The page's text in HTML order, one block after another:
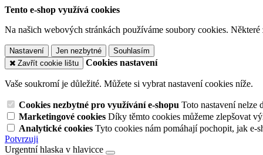
Tento e-shop využívá cookies
Na našich webových stránkách používáme soubory cookies.
Nastavení Jen nezbytné
Souhlasím
Zavřít cookie lištu
Cookies nastavení
Vaše soukromí je důležité. Můžete si vybrat nastavení cookies níže.
Cookies nezbytné pro využívání e-shopu Toto nastavení nelze
Marketingové cookies Díky těmto cookies můžeme zlepšovat
Analytické cookies Tyto cookies nám pomáhají pochopit, jak e-
Potvrzuji
Urgentní hlaska v hlavicce